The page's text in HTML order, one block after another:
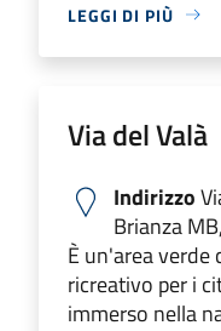
LEGGI DI PIÙ
Via del Valà
Indirizzo
Brianza
È un'area verde
ricreativo per i
immerso nella